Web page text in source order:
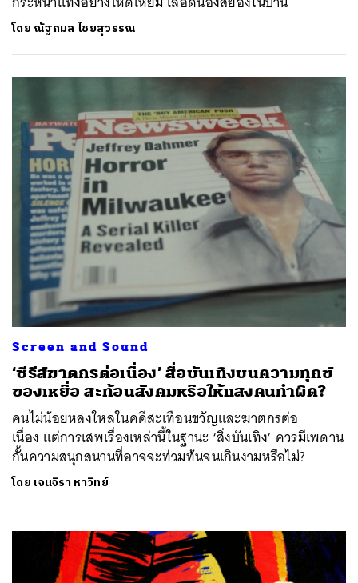
โดย ณัฐกมล ไชยสุวรรณ
Screen and Sound
‘ซีรีส์ฆาตกรต่อเนื่อง’ สื่อบันเทิงบนความทุกข์
ของเหยื่อ สะท้อนสังคมหรือให้แสงคนทำผิด?
คนไม่น้อยหลงใหลในคดีสะเทือนขวัญและฆาตกรต่อ
เนื่อง แต่การเสพเรื่องเหล่านี้ในฐานะ ‘สิ่งบันเทิง’ ควรมีเพดาน
กั้นความสนุกสนานที่อาจจะท่วมท้นจนเกินงามหรือไม่?
โดย เจนจิรา หาวิทย์
ค้นหา
SHARE TWEET LINE EMAIL